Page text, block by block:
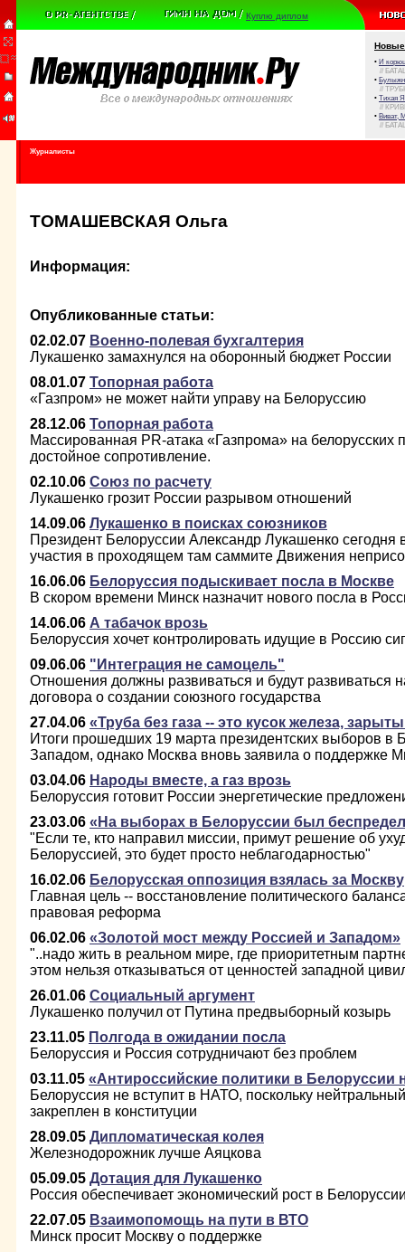
Куплю диплом
Новые
• И
//
•
//
• Тихая
//
• Виват,
//
Журналисты
ТОМАШЕВСКАЯ Ольга
Информация:
Опубликованные статьи:
02.02.07 Военно-полевая бухгалтерия
Лукашенко замахнулся на оборонный бюджет России
08.01.07 Топорная работа
«Газпром» не может найти управу на Белоруссию
28.12.06 Топорная работа
Массированная PR-атака «Газпрома» на белорусских
достойное сопротивление.
02.10.06 Союз по расчету
Лукашенко грозит России разрывом отношений
14.09.06 Лукашенко в поисках союзников
Президент Белоруссии Александр Лукашенко сегодня
участия в проходящем там саммите Движения
16.06.06 Белоруссия подыскивает посла в Москве
В скором времени Минск назначит нового посла в
14.06.06 А табачок врозь
Белоруссия хочет контролировать идущие в Россию
09.06.06 "Интеграция не самоцель"
Отношения должны развиваться и будут развиваться
договора о создании союзного государства
27.04.06 «Труба без газа -- это кусок железа,
Итоги прошедших 19 марта президентских выборов в
Западом, однако Москва вновь заявила о поддержке
03.04.06 Народы вместе, а газ врозь
Белоруссия готовит России энергетические
23.03.06 «На выборах в Белоруссии был беспредел
"Если те, кто направил миссии, примут решение об
Белоруссией, это будет просто неблагодарностью"
16.02.06 Белорусская оппозиция взялась за Москву
Главная цель -- восстановление политического
правовая реформа
06.02.06 «Золотой мост между Россией и Западом»
"..надо жить в реальном мире, где приоритетным
этом нельзя отказываться от ценностей западной
26.01.06 Социальный аргумент
Лукашенко получил от Путина предвыборный козырь
23.11.05 Полгода в ожидании посла
Белоруссия и Россия сотрудничают без проблем
03.11.05 «Антироссийские политики в Белоруссии
Белоруссия не вступит в НАТО, поскольку нейтральный
закреплен в конституции
28.09.05 Дипломатическая колея
Железнодорожник лучше Аяцкова
05.09.05 Дотация для Лукашенко
Россия обеспечивает экономический рост в
22.07.05 Взаимопомощь на пути в ВТО
Минск просит Москву о поддержке